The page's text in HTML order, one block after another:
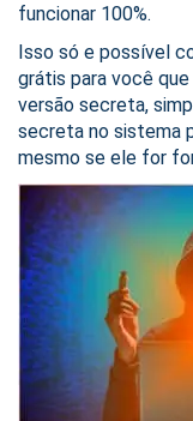
funcionar 100%.
Isso só e possível
grátis para você
versão secreta,
secreta no sistema
mesmo se ele for